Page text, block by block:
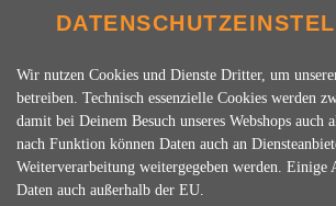
DE
Wir nutzen Cookies und Dienste Dritter, um
betreiben. Technisch essenzielle Cookies werden
damit bei Deinem Besuch unseres Webshops auch
nach Funktion können Daten auch an
Weiterverarbeitung weitergegeben werden. Einige
Daten auch außerhalb der EU.